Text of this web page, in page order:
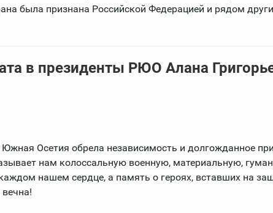
была признана Российской Федерацией и рядом
в президенты РЮО Алана
Осетия обрела независимость и долгожданное
нам колоссальную военную, материальную,
нашем сердце, а память о героях, вставших на